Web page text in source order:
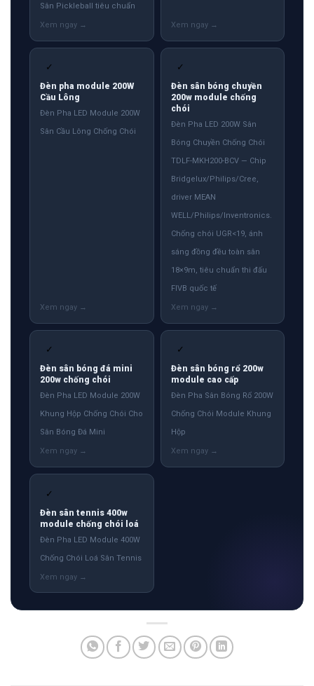
Sân Pickleball tiêu chuẩn
✓
Đèn pha module 200W
Cầu Lông
Đèn Pha LED Module 200W
Sân Cầu Lông Chống Chói
✓
Đèn sân bóng chuyền
200w module chống
chói
Đèn Pha LED 200W Sân
Bóng Chuyền Chống Chói
TDLF-MKH200-BCV — Chip
Bridgelux/Philips/Cree,
driver MEAN
WELL/Philips/Inventronics.
Chống chói UGR<19, ánh
sáng đồng đều toàn sân
18×9m, tiêu chuẩn thi đấu
FIVB quốc tế
✓
Đèn sân bóng đá mini
200w chống chói
Đèn Pha LED Module 200W
Khung Hộp Chống Chói Cho
Sân Bóng Đá Mini
✓
Đèn sân bóng rổ 200w
module cao cấp
Đèn Pha Sân Bóng Rổ 200W
Chống Chói Module Khung
Hộp
✓
Đèn sân tennis 400w
module chống chói loá
Đèn Pha LED Module 400W
Chống Chói Loá Sân Tennis